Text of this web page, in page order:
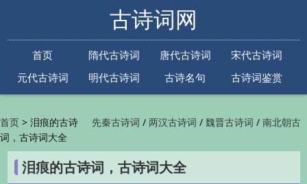
古诗词网
首页 隋代古诗词 唐代古诗词
宋代古诗词
元代古诗词
明代古诗词 古诗名句
古诗词鉴赏
先秦古诗词 /两汉古诗词 /魏晋古诗词 /南北朝古
代古诗词/金朝古诗词/元代古诗词/明代古诗词
/清代古诗词/近现代古诗词
首页 > 泪痕的古诗
词，古诗词大全
泪痕的古诗词，古诗词大全